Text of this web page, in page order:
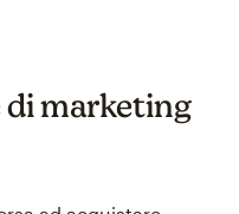
di marketing